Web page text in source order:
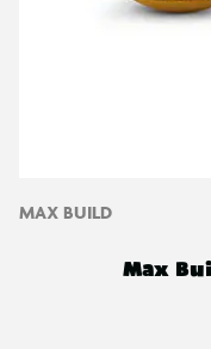
MAX BUILD
Max